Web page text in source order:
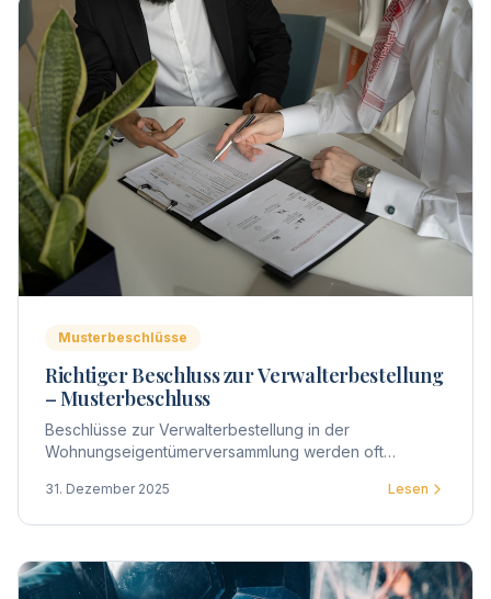
Musterbeschlüsse
Richtiger Beschluss zur Verwalterbestellung
– Musterbeschluss
Beschlüsse zur Verwalterbestellung in der
Wohnungseigentümerversammlung werden oft
für verschiedene Szenarien.
31. Dezember 2025 Lesen